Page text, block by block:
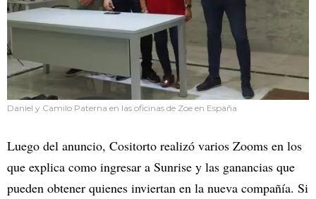
Daniel y Camilo Paterna en las oficinas de Zoe en España
Luego del anuncio, Cositorto realizó varios Zooms en los
que explica como ingresar a Sunrise y las ganancias que
pueden obtener quienes inviertan en la nueva compañía. Si